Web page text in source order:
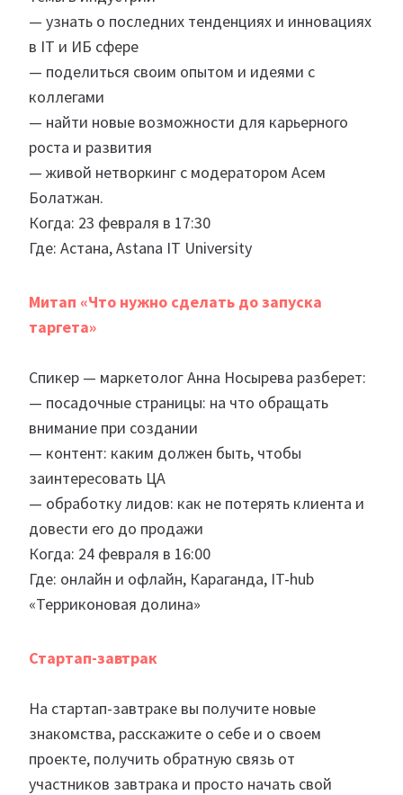
— узнать о последних тенденциях и инновациях
в IT и ИБ сфере
— поделиться своим опытом и идеями с
коллегами
— найти новые возможности для карьерного
роста и развития
— живой нетворкинг с модератором Асем
Болатжан.
Когда: 23 февраля в 17:30
Где: Астана, Astana IT University
Митап «Что нужно сделать до запуска
таргета»
Спикер — маркетолог Анна Носырева разберет:
— посадочные страницы: на что обращать
внимание при создании
— контент: каким должен быть, чтобы
заинтересовать ЦА
— обработку лидов: как не потерять клиента и
довести его до продажи
Когда: 24 февраля в 16:00
Где: онлайн и офлайн, Караганда, IT-hub
«Терриконовая долина»
Стартап-завтрак
На стартап-завтраке вы получите новые
знакомства, расскажите о себе и о своем
проекте, получить обратную связь от
участников завтрака и просто начать свой